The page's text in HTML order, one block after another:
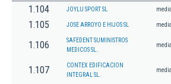
1.104 JOYLU SPORT SL
1.105 JOSE ARROYO E HIJOS SL
1.106
SAFEDENT SUMINISTROS
MEDICOS SL.
1.107
CONTEX EDIFICACION
INTEGRAL SL.